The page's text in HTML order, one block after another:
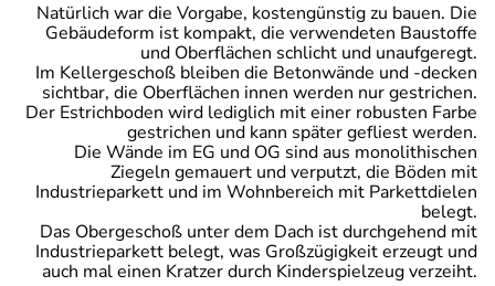
Natürlich war die Vorgabe, kostengünstig zu bauen. Die
Gebäudeform ist kompakt, die verwendeten Baustoffe
und Oberflächen schlicht und unaufgeregt.
Im Kellergeschoß bleiben die Betonwände und -decken
sichtbar, die Oberflächen innen werden nur gestrichen.
Der Estrichboden wird lediglich mit einer robusten Farbe
gestrichen und kann später gefliest werden.
Die Wände im EG und OG sind aus monolithischen
Ziegeln gemauert und verputzt, die Böden mit
Industrieparkett und im Wohnbereich mit Parkettdielen
belegt.
Das Obergeschoß unter dem Dach ist durchgehend mit
Industrieparkett belegt, was Großzügigkeit erzeugt und
auch mal einen Kratzer durch Kinderspielzeug verzeiht.